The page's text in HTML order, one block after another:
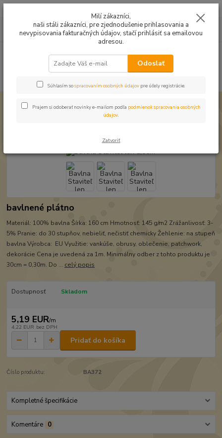
0949224331
9:00 -14:30
za0,00 EUR
bavlnené plátno
Materiál: 100% bavlna Šírka: 160 cm Hmotnosť: 145 g/m2 Zrážanlivosť: 3-
5% Pranie: do 30 stupňov, nebieliť, nečistiť chemicky Žehlenie: na stupeň
bavlna Výrobca: EU Využitie: vankúše, obrusy, oblečenie, patchwork,
dekorácie Cena je uvedená za 1m. Minimálny odber z tohto produktu je
30cm = 0,30m. Do ... celý popis
Dostupnosť Skladom
5,19 EUR/m
4,22 EUR bez DPH
Pridať do košíka
Číslo produktu: BA372
Kompletné špecifikácie
Komentáre 0
Milí zákazníci,
naši stáli zákazníci, pre zjednodušenie prihlasovania a
nevypisovania fakturačných údajov, stačí prihlásiť sa emailovou
adresou.
Odoslať
Súhlasím sospracovaním osobných údajov pre účely registrácie.
Prajem si odoberať novinky e-mailom podľa podmienok spracovania osobných
údajov.
Zatvoriť